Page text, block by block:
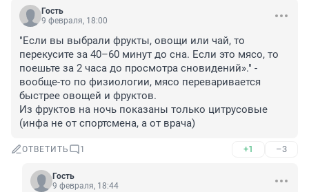
Гость
9 февраля, 18:00
"Если вы выбрали фрукты, овощи или чай, то
перекусите за 40–60 минут до сна. Если это мясо, то
поешьте за 2 часа до просмотра сновидений»." -
вообще-то по физиологии, мясо переваривается
быстрее овощей и фруктов.
Из фруктов на ночь показаны только цитрусовые
(инфа не от спортсмена, а от врача)
ОТВЕТИТЬ 1 +1 –3
Гость
9 февраля, 18:44